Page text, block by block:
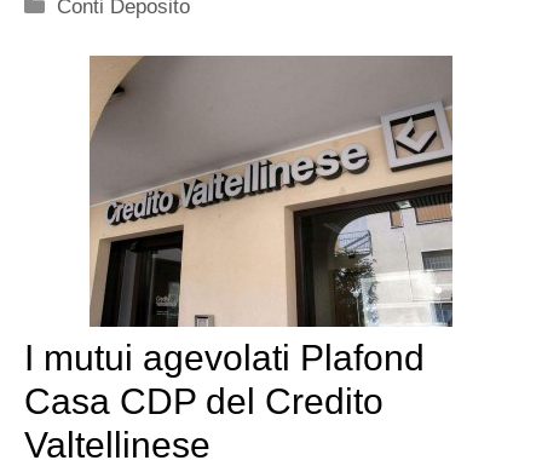
Conti Deposito
I mutui agevolati Plafond
Casa CDP del Credito
Valtellinese